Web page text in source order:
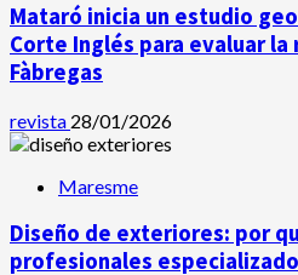
Mataró inicia un estudio
Corte Inglés para evaluar la
Fàbregas
revista 28/01/2026
Maresme
Diseño de exteriores: por
profesionales